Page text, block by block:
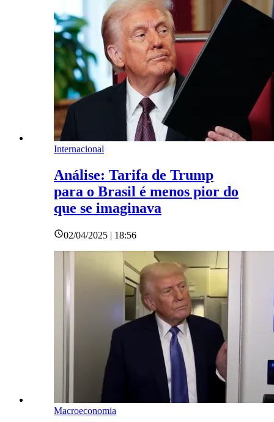
Internacional
Análise: Tarifa de Trump
para o Brasil é menos pior do
que se imaginava
02/04/2025 | 18:56
Macroeconomia